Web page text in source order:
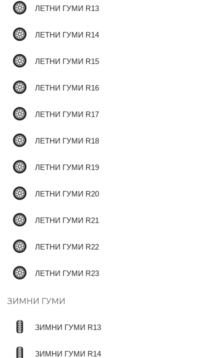
ЛЕТНИ ГУМИ R13
ЛЕТНИ ГУМИ R14
ЛЕТНИ ГУМИ R15
ЛЕТНИ ГУМИ R16
ЛЕТНИ ГУМИ R17
ЛЕТНИ ГУМИ R18
ЛЕТНИ ГУМИ R19
ЛЕТНИ ГУМИ R20
ЛЕТНИ ГУМИ R21
ЛЕТНИ ГУМИ R22
ЛЕТНИ ГУМИ R23
ЗИМНИ ГУМИ
ЗИМНИ ГУМИ R13
ЗИМНИ ГУМИ R14